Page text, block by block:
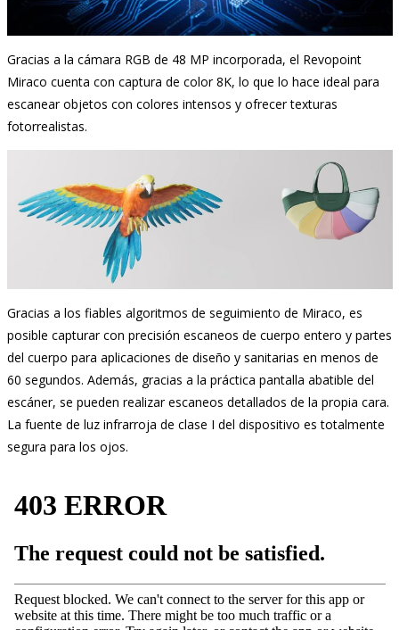
Gracias a la cámara RGB de 48 MP incorporada, el Revopoint
Miraco cuenta con captura de color 8K, lo que lo hace ideal para
escanear objetos con colores intensos y ofrecer texturas
fotorrealistas.
Gracias a los fiables algoritmos de seguimiento de Miraco, es
posible capturar con precisión escaneos de cuerpo entero y partes
del cuerpo para aplicaciones de diseño y sanitarias en menos de
60 segundos. Además, gracias a la práctica pantalla abatible del
escáner, se pueden realizar escaneos detallados de la propia cara.
La fuente de luz infrarroja de clase I del dispositivo es totalmente
segura para los ojos.